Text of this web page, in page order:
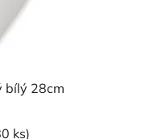
bílý 28cm
ks)